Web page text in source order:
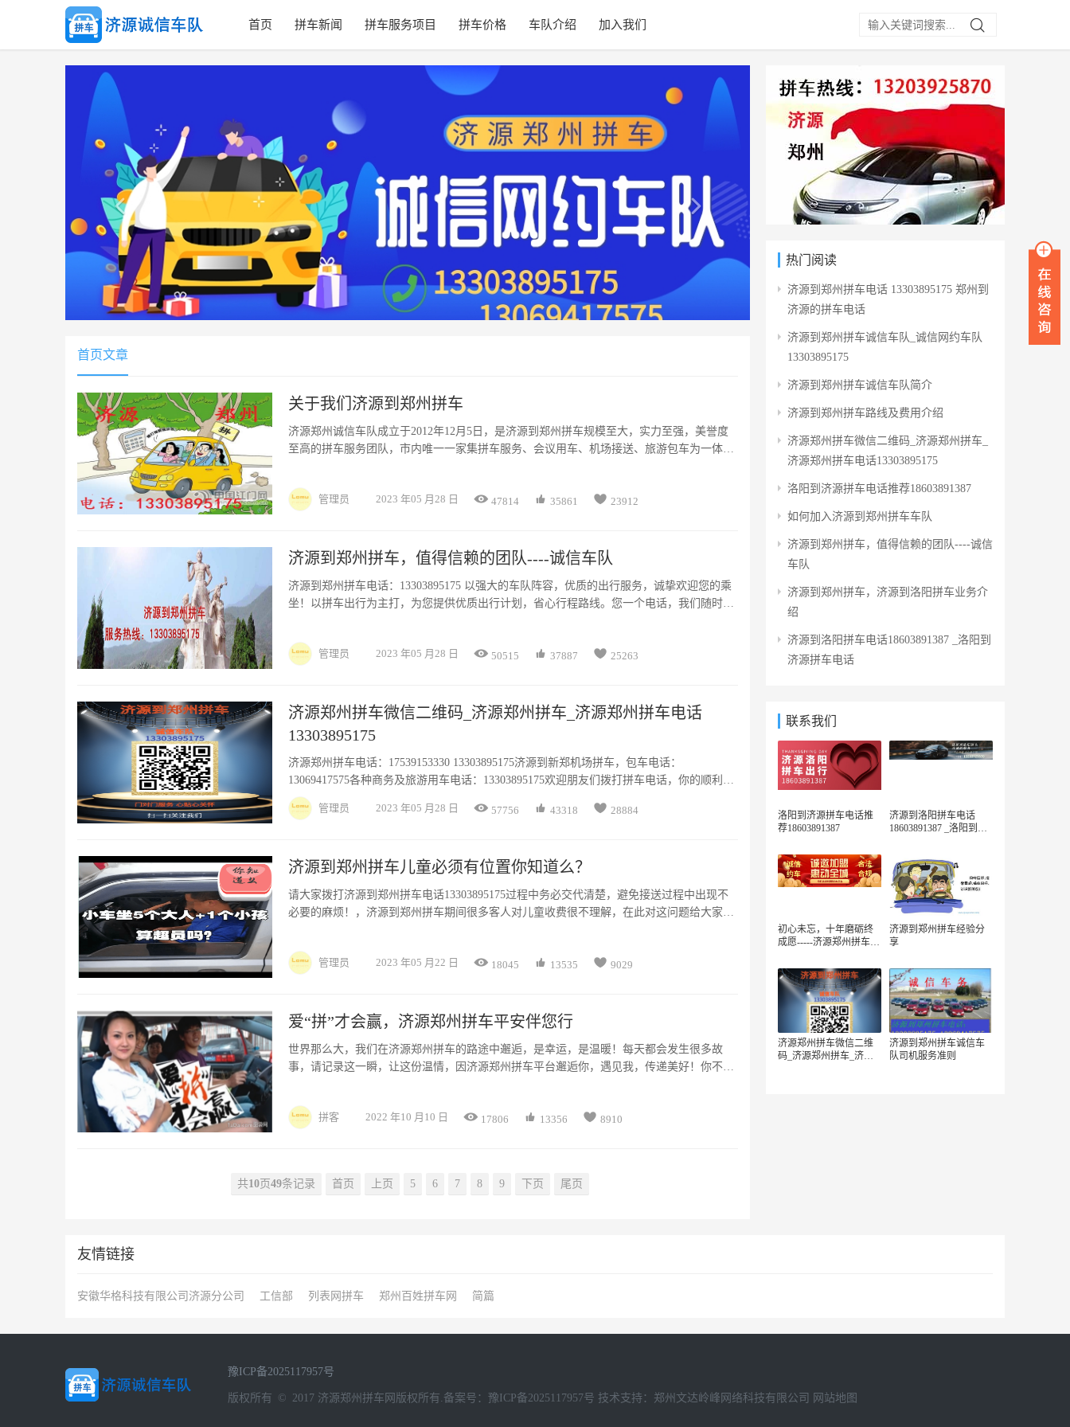
首页 拼车新闻 拼车服务项目 拼车价格 车队介绍 加入我们 
 
首页文章
关于我们济源到郑州拼车
济源郑州诚信车队成立于2012年12月5日，是济源到郑州拼车规模至大，实力至强，美誉度
至高的拼车服务团队，市内唯一一家集拼车服务、会议用车、机场接送、旅游包车为一体的
管理员 2023 年05 月28 日  47814  35861  23912
济源到郑州拼车，值得信赖的团队----诚信车队
济源到郑州拼车电话：13303895175 以强大的车队阵容，优质的出行服务，诚挚欢迎您的乘
坐！以拼车出行为主打，为您提供优质出行计划，省心行程路线。您一个电话，我们随时为
管理员
2023 年05 月28 日  50515  37887  25263
济源郑州拼车微信二维码_济源郑州拼车_济源郑州拼车电话
13303895175
济源郑州拼车电话：17539153330 13303895175济源到新郑机场拼车，包车电话：
13069417575各种商务及旅游用车电话：13303895175欢迎朋友们拨打拼车电话，你的顺利出
行将是我们的最终目标！我们随时欢迎你的来电。
管理员
2023 年05 月28 日  57756  43318  28884
济源到郑州拼车儿童必须有位置你知道么？
请大家拨打济源到郑州拼车电话13303895175过程中务必交代清楚，避免接送过程中出现不
必要的麻烦！，济源到郑州拼车期间很多客人对儿童收费很不理解，在此对这问题给大家个
管理员 2023 年05 月22 日  18045  13535  9029
爱“拼”才会赢，济源郑州拼车平安伴您行
世界那么大，我们在济源郑州拼车的路途中邂逅，是幸运，是温暖！每天都会发生很多故
事，请记录这一瞬，让这份温情，因济源郑州拼车平台邂逅你，遇见我，传递美好！你不
拼客
2022 年10 月10 日  17806  13356  8910
共10页49条记录 首页 上页 5 6 7 8 9 下页 尾页
热门阅读
济源到郑州拼车电话 13303895175 郑州到
济源的拼车电话
济源到郑州拼车诚信车队_诚信网约车队
13303895175
济源到郑州拼车诚信车队简介
济源到郑州拼车路线及费用介绍
济源郑州拼车微信二维码_济源郑州拼车_
济源郑州拼车电话13303895175
洛阳到济源拼车电话推荐18603891387
如何加入济源到郑州拼车车队
济源到郑州拼车，值得信赖的团队----诚信
车队
济源到郑州拼车，济源到洛阳拼车业务介
绍
济源到洛阳拼车电话18603891387 _洛阳到
济源拼车电话
联系我们
洛阳到济源拼车电话推
荐18603891387
济源到洛阳拼车电话
18603891387 _洛阳到济
初心未忘，十年磨砺终
成愿-----济源郑州拼车诚
约车执照 ​
济源到郑州拼车经验分
享
济源郑州拼车微信二维
码_济源郑州拼车_济源
济源到郑州拼车诚信车
队司机服务准则
友情链接
安徽华格科技有限公司济源分公司 工信部 列表网拼车 郑州百姓拼车网 简篇
豫ICP备2025117957号
版权所有 © 2017 济源郑州拼车网版权所有.备案号：豫ICP备2025117957号 技术支持： 郑州文达岭峰网络科技有限公司 网站地图